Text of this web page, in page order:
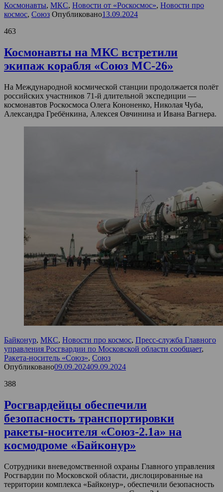
Космонавты, МКС, Новости от «Роскосмос», Новости про
космос, Союз Опубликовано13.09.2024
463
Космонавты на МКС встретили
экипаж корабля «Союз МС-26»
На Международной космической станции продолжается полёт
российских участников 71-й длительной экспедиции —
космонавтов Роскосмоса Олега Кононенко, Николая Чуба,
Александра Гребёнкина, Алексея Овчинина и Ивана Вагнера.
Байконур, МКС, Новости про космос, Пресс-служба Главного
управления Росгвардии по Московской области сообщает,
Ракета-носитель «Союз», Союз
Опубликовано09.09.202409.09.2024
388
Росгвардейцы обеспечили
безопасность транспортировки
ракеты-носителя «Союз-2.1а» на
космодроме «Байконур»
Сотрудники вневедомственной охраны Главного управления
Росгвардии по Московской области, дислоцированные на
территории комплекса «Байконур», обеспечили безопасность